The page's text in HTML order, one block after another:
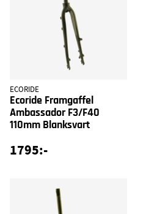
ECORIDE
Ecoride Framgaffel
Ambassador F3/F40
110mm Blanksvart
1795:-